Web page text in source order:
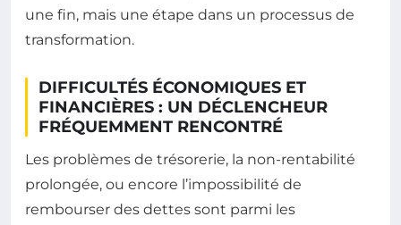
une fin, mais une étape dans un processus de
transformation.
DIFFICULTÉS ÉCONOMIQUES ET
FINANCIÈRES : UN DÉCLENCHEUR
FRÉQUEMMENT RENCONTRÉ
Les problèmes de trésorerie, la non-rentabilité
prolongée, ou encore l’impossibilité de
rembourser des dettes sont parmi les